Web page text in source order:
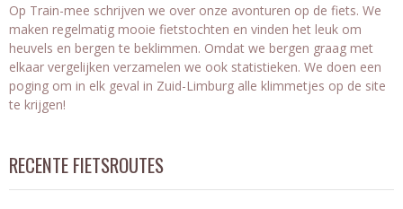
Op Train-mee schrijven we over onze avonturen op de fiets. We
maken regelmatig mooie fietstochten en vinden het leuk om
heuvels en bergen te beklimmen. Omdat we bergen graag met
elkaar vergelijken verzamelen we ook statistieken. We doen een
poging om in elk geval in Zuid-Limburg alle klimmetjes op de site
te krijgen!
RECENTE FIETSROUTES